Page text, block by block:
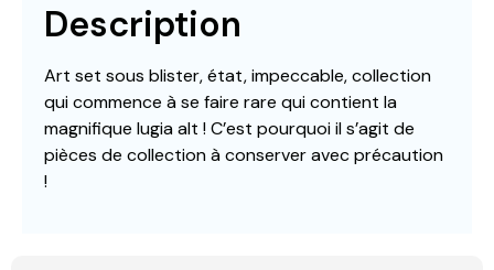
Description
Art set sous blister, état, impeccable, collection
qui commence à se faire rare qui contient la
magnifique lugia alt ! C’est pourquoi il s’agit de
pièces de collection à conserver avec précaution
!